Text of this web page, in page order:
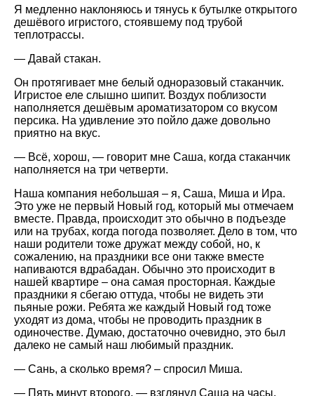
Я медленно наклоняюсь и тянусь к бутылке открытого
дешёвого игристого, стоявшему под трубой
теплотрассы.
— Давай стакан.
Он протягивает мне белый одноразовый стаканчик.
Игристое еле слышно шипит. Воздух поблизости
наполняется дешёвым ароматизатором со вкусом
персика. На удивление это пойло даже довольно
приятно на вкус.
— Всё, хорош, — говорит мне Саша, когда стаканчик
наполняется на три четверти.
Наша компания небольшая – я, Саша, Миша и Ира.
Это уже не первый Новый год, который мы отмечаем
вместе. Правда, происходит это обычно в подъезде
или на трубах, когда погода позволяет. Дело в том, что
наши родители тоже дружат между собой, но, к
сожалению, на праздники все они также вместе
напиваются вдрабадан. Обычно это происходит в
нашей квартире – она самая просторная. Каждые
праздники я сбегаю оттуда, чтобы не видеть эти
пьяные рожи. Ребята же каждый Новый год тоже
уходят из дома, чтобы не проводить праздник в
одиночестве. Думаю, достаточно очевидно, это был
далеко не самый наш любимый праздник.
— Сань, а сколько время? – спросил Миша.
— Пять минут второго, — взглянул Саша на часы.